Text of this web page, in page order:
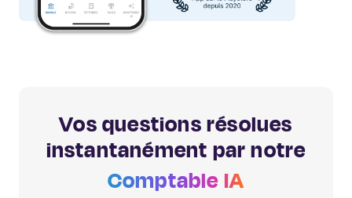
Vos questions résolues
instantanément par notre
Comptable IA